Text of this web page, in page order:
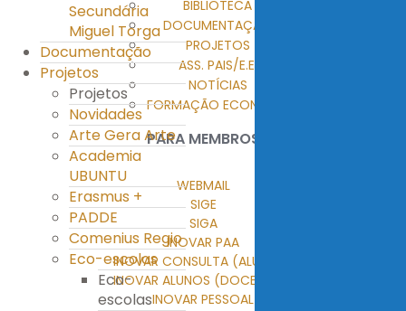
Secundária
Miguel Torga
Documentação
Projetos
Projetos
Novidades
Arte Gera Arte
Academia
UBUNTU
Erasmus +
PADDE
Comenius Regio
Eco-escolas
Eco-
escolas
BIBLIOTECA
DOCUMENTAÇÃO
PROJETOS
ASS. PAIS/E.E.
NOTÍCIAS
FORMAÇÃO ECONTENT
PARA MEMBROS
WEBMAIL
SIGE
SIGA
INOVAR PAA
INOVAR CONSULTA (ALUNOS)
INOVAR ALUNOS (DOCENTES)
INOVAR PESSOAL